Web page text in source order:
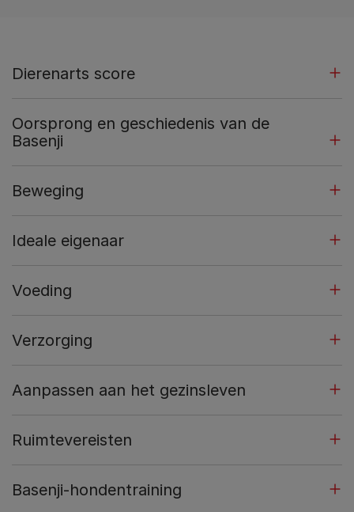
Dierenarts score
Oorsprong en geschiedenis van de
Basenji
Beweging
Ideale eigenaar
Voeding
Verzorging
Aanpassen aan het gezinsleven
Ruimtevereisten
Basenji-hondentraining